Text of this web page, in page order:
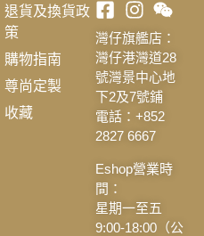
退貨及換貨政
策
購物指南
尊尚定製
收藏
灣仔旗艦店：
灣仔港灣道28
號灣景中心地
下2及7號鋪
電話：+852
2827 6667
Eshop營業時
間：
星期一至五
9:00-18:00（公